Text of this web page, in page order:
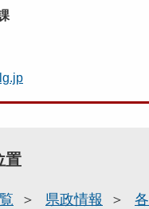
置
県政情報